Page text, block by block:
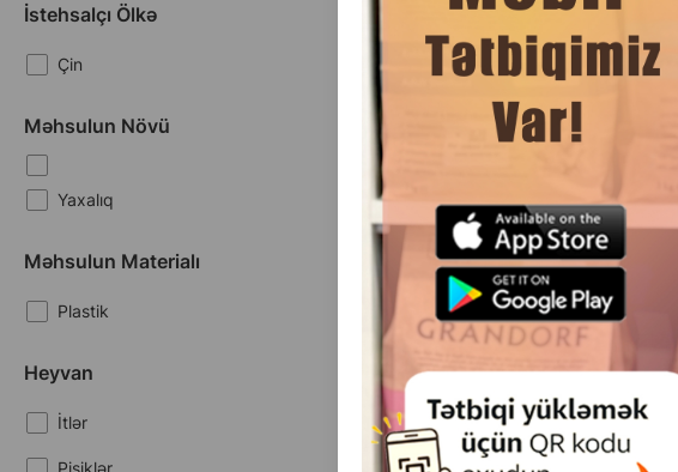
İstehsalçı Ölkə
Çin
Məhsulun Növü
Yaxalıq
Məhsulun Materialı
Plastik
Heyvan
İtlər
Pişiklər
Çəki Qiymət
1 ədəd
7.00
Məhsullar 1-3 of 3